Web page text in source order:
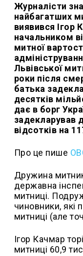
Журналісти
найбагатших
виявився Ігор
начальником
митної
Львівської
роки після
батька
десятків
дає в борг
задекларував
відсотків на
Про це пише
Дружина
державна
митниці.
чиновники, які
митниці (але
Ігор Качмар
митниці 60,9